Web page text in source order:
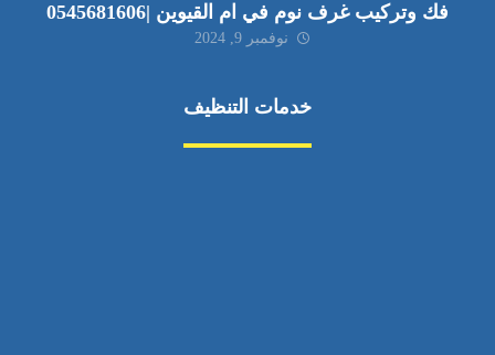
فك وتركيب غرف نوم في ام القيوين |0545681606
نوفمبر 9, 2024
خدمات التنظيف